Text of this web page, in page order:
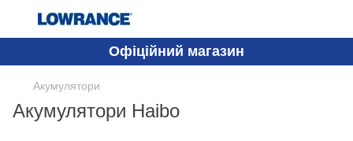
Офіційний магазин
Акумулятори
Акумулятори Haibo